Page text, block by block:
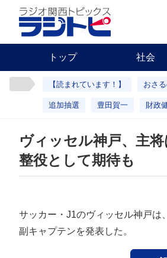
トップ 社会
【読まれています！】 おさ
追加抽選 豊田賀一 財政
ヴィッセル神戸、主
整役として期待も
サッカー・J1のヴィッセル神戸は
副キャプテンを発表した。